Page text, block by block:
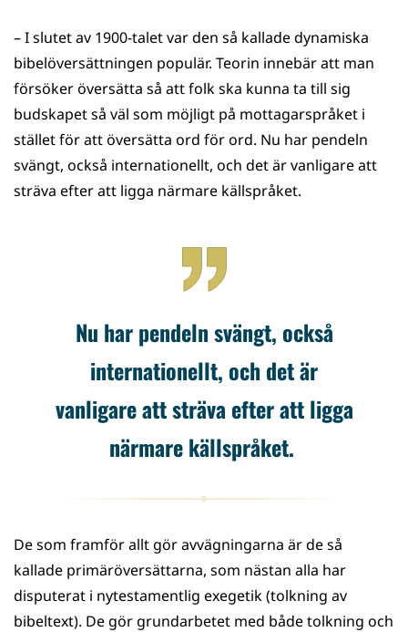
– I slutet av 1900-talet var den så kallade dynamiska
bibelöversättningen populär. Teorin innebär att man
försöker översätta så att folk ska kunna ta till sig
budskapet så väl som möjligt på mottagarspråket i
stället för att översätta ord för ord. Nu har pendeln
svängt, också internationellt, och det är vanligare att
sträva efter att ligga närmare källspråket.
Nu har pendeln svängt, också
internationellt, och det är
vanligare att sträva efter att ligga
närmare källspråket.
De som framför allt gör avvägningarna är de så
kallade primäröversättarna, som nästan alla har
disputerat i nytestamentlig exegetik (tolkning av
bibeltext). De gör grundarbetet med både tolkning och